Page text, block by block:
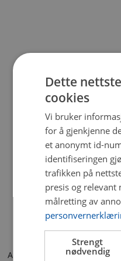
Application error: a client-
Dette
cookies
Vi bruker
for å gjenkjenne
et anonymt id-
identifiseringen
trafikken på
presis og
målretting av
Strengt
nødvendig